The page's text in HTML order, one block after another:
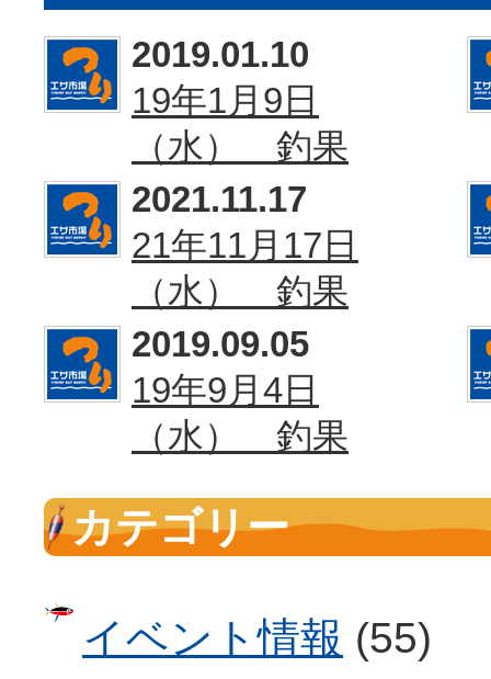
2019.01.10
19年1月9日
（水） 釣果
2021.11.17
21年11月17日
（水） 釣果
2019.09.05
19年9月4日
（水） 釣果
カテゴリー
イベント情報 (55)